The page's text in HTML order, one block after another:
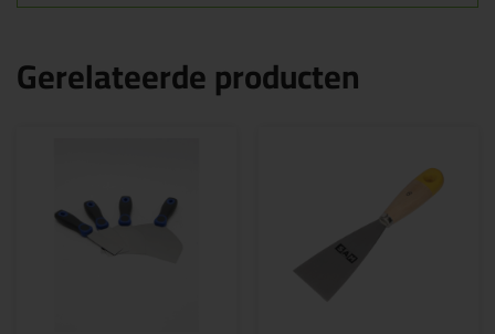
Gerelateerde producten